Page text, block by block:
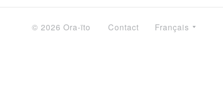
© 2026 Ora-ïto Contact Français